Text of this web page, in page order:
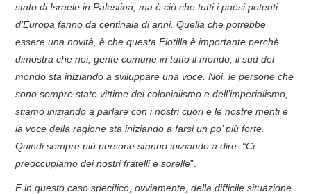
stato di Israele in Palestina, ma è ciò che tutti i paesi potenti
d’Europa fanno da centinaia di anni. Quella che potrebbe
essere una novità, è che questa Flotilla è importante perchè
dimostra che noi, gente comune in tutto il mondo, il sud del
mondo sta iniziando a sviluppare una voce. Noi, le persone che
sono sempre state vittime del colonialismo e dell’imperialismo,
stiamo iniziando a parlare con i nostri cuori e le nostre menti e
la voce della ragione sta iniziando a farsi un po’ più forte.
Quindi sempre più persone stanno iniziando a dire: “Ci
preoccupiamo dei nostri fratelli e sorelle”.
E in questo caso specifico, ovviamente, della difficile situazione